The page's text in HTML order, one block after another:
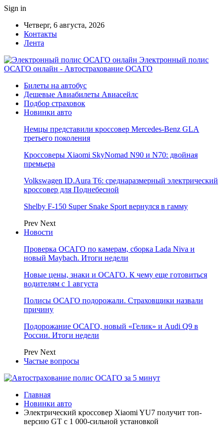
Sign in
Четверг, 6 августа, 2026
Контакты
Лента
Электронный полис
ОСАГО онлайн - Автострахование ОСАГО
Билеты на автобус
Дешевые Авиабилеты Авиасейлс
Подбор страховок
Новинки авто
Немцы представили кроссовер Mercedes-Benz GLA
третьего поколения
Кроссоверы Xiaomi SkyNomad N90 и N70: двойная
премьера
Volkswagen ID.Aura T6: среднаразмерный электрический
кроссовер для Поднебесной
Shelby F-150 Super Snake Sport вернулся в гамму
Prev Next
Новости
Проверка ОСАГО по камерам, сборка Lada Niva и
новый Maybach. Итоги недели
Новые цены, знаки и ОСАГО. К чему еще готовиться
водителям с 1 августа
Полисы ОСАГО подорожали. Страховщики назвали
причину
Подорожание ОСАГО, новый «Гелик» и Audi Q9 в
России. Итоги недели
Prev Next
Частые вопросы
Главная
Новинки авто
Электрический кроссовер Xiaomi YU7 получит топ-
версию GT с 1 000-сильной установкой